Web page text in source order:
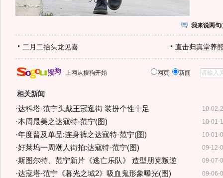
我来说两句(
二月二抬头龙见喜 直击归真堂养
上网从搜狗开始 网页 新闻
相关新闻
10-02-
·达科塔-范宁头戴王冠逛街 装扮个性十足
10-01-
·本周最美之达寇特-范宁(图)
10-01-
·年度普及单品:连身裤之达寇特-范宁(图)
09-12-
·好莱坞一周潮人街拍:达寇特-范宁(图)
09-07-
·斯图尔特、范宁新片《逃亡乐队》 造型朋克叛逆
09-06-
·达寇塔-范宁《暮光之城2》吸血鬼形象曝光(图)